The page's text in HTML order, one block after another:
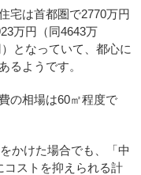
宅は首都圏で2770万円
万円（同4643万
となっていて、都心に
るようです。
の相場は60㎡程度で
かけた場合でも、「中
ストを抑えられる計